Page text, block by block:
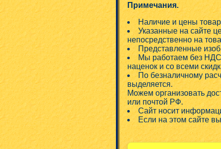
Примечания.
Наличие и цены
Указанные на сайте
непосредственно на
Представленные
Мы работаем без
наценок и со всеми
По безналичному
выделяется.
Можем организовать
или почтой РФ.
Сайт носит
Если на этом сайте